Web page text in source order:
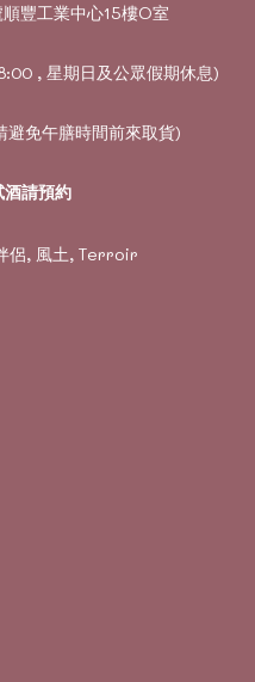
豐工業中心15樓O室
, 星期日及公眾假期休息)
免午膳時間前來取貨)
酒請預約